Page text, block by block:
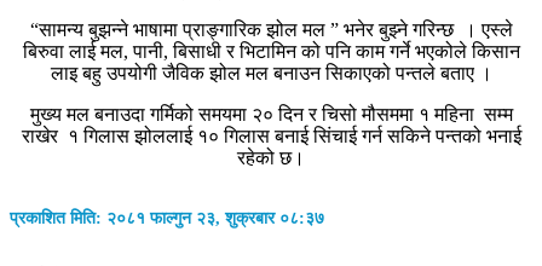
“सामन्य बुझन्ने भाषामा प्राङ्गारिक झोल मल ” भनेर बुझ्ने गरिन्छ । एस्ले
बिरुवा लाई मल, पानी, बिसाधी र भिटामिन को पनि काम गर्ने भएकोले किसान
लाइ बहु उपयोगी जैविक झोल मल बनाउन सिकाएको पन्तले बताए ।
मुख्य मल बनाउदा गर्मिको समयमा २० दिन र चिसो मौसममा १ महिना सम्म
राखेर १ गिलास झोललाई १० गिलास बनाई सिंचाई गर्न सकिने पन्तको भनाई
रहेको छ।
प्रकाशित मिति: २०८१ फाल्गुन २३, शुक्रबार ०८:३७